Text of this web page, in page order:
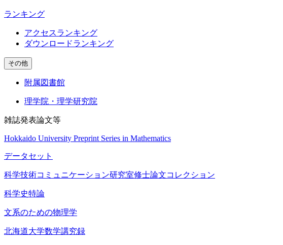
ランキング
アクセスランキング
ダウンロードランキング
その他
附属図書館
理学院・理学研究院
雑誌発表論文等
Hokkaido University Preprint Series in Mathematics
データセット
科学技術コミュニケーション研究室修士論文コレクション
科学史特論
文系のための物理学
北海道大学数学講究録